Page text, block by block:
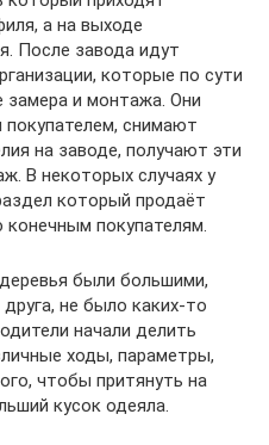
а на выходе
После завода идут
которые по сути
замера и монтажа. Они
снимают
на заводе, получают эти
В некоторых случаях у
который продаёт
покупателям.
были большими,
не было каких-то
начали делить
ходы, параметры,
чтобы притянуть на
кусок одеяла.